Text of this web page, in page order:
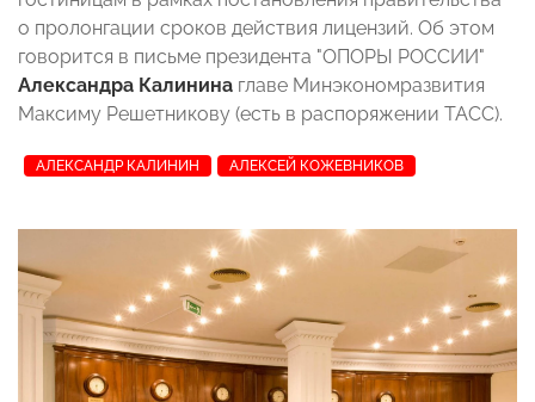
о пролонгации сроков действия лицензий. Об этом
говорится в письме президента "ОПОРЫ РОССИИ"
Александра Калинина главе Минэкономразвития
Максиму Решетникову (есть в распоряжении ТАСС).
АЛЕКСАНДР КАЛИНИН АЛЕКСЕЙ КОЖЕВНИКОВ